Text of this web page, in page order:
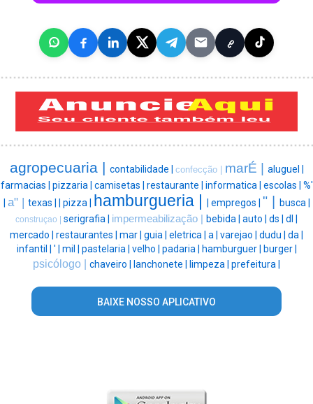
agropecuaria | contabilidade | confecção | marÉ | aluguel |
farmacias | pizzaria | camisetas | restaurante | informatica | escolas | %'
| a" | texas | | pizza | hamburgueria | | empregos | " | busca |
construçao | serigrafia | impermeabilização | bebida | auto | ds | dl |
mercado | restaurantes | mar | guia | eletrica | a | varejao | dudu | da |
infantil | ' | mil | pastelaria | velho | padaria | hamburguer | burger |
psicólogo | chaveiro | lanchonete | limpeza | prefeitura |
BAIXE NOSSO APLICATIVO